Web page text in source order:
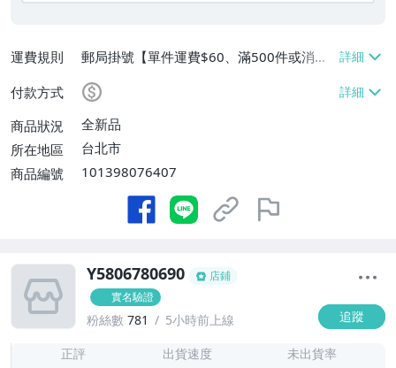
運費規則
郵局掛號【單件運費$60、滿500件或消費
滿$20000免運費】
付款方式
商品狀況
全新品
所在地區
台北市
商品編號
101398076407
Y5806780690
店鋪
實名驗證
粉絲數 781 5小時前上線 追蹤
正評 出貨速度 未出貨率